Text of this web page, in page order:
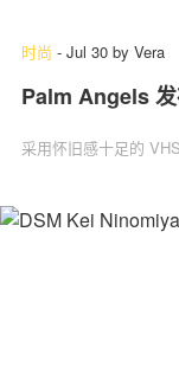
时尚 - Jul 30 by Vera
Palm Angels
采用怀旧感十足的 VHS